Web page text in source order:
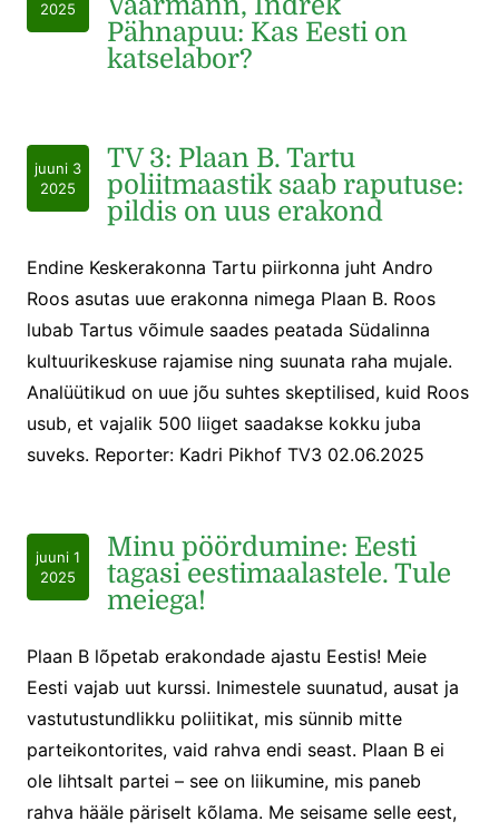
2025
Pähnapuu: Kas Eesti on
katselabor?
juuni 3
2025
TV 3: Plaan B. Tartu
poliitmaastik saab raputuse:
pildis on uus erakond
Endine Keskerakonna Tartu piirkonna juht Andro
Roos asutas uue erakonna nimega Plaan B. Roos
lubab Tartus võimule saades peatada Südalinna
kultuurikeskuse rajamise ning suunata raha mujale.
Analüütikud on uue jõu suhtes skeptilised, kuid Roos
usub, et vajalik 500 liiget saadakse kokku juba
suveks. Reporter: Kadri Pikhof TV3 02.06.2025
juuni 1
2025
Minu pöördumine: Eesti
tagasi eestimaalastele. Tule
meiega!
Plaan B lõpetab erakondade ajastu Eestis! Meie
Eesti vajab uut kurssi. Inimestele suunatud, ausat ja
vastutustundlikku poliitikat, mis sünnib mitte
parteikontorites, vaid rahva endi seast. Plaan B ei
ole lihtsalt partei – see on liikumine, mis paneb
rahva hääle päriselt kõlama. Me seisame selle eest,